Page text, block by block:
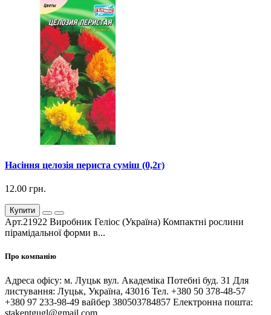
Насіння целозія периста суміш (0,2г)
12.00 грн.
Купити
Арт.21922 Виробник Геліос (Україна) Компактні рослини
пірамідальної форми в...
Про компанію
Адреса офісу: м. Луцьк вул. Академіка Потебні буд. 31 Для
листування: Луцьк, Україна, 43016 Тел. +380 50 378-48-57
+380 97 233-98-49 вайбер 380503784857 Електронна пошта:
stakentgugl@gmail.com